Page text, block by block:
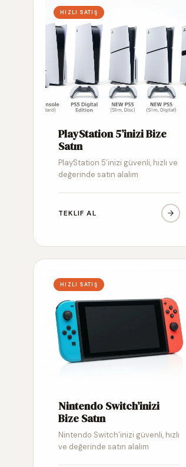
HIZLI SATIŞ
PlayStation 5’inizi Bize
Satın
PlayStation 5’inizi güvenli, hızlı ve
değerinde satın alalım
TEKLIF AL
HIZLI SATIŞ
Nintendo Switch’inizi
Bize Satın
Nintendo Switch’inizi güvenli, hızlı
ve değerinde satın alalım